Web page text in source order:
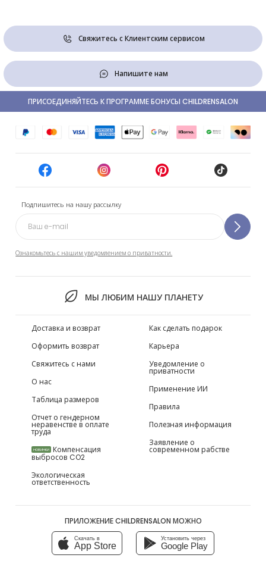
Свяжитесь с Клиентским сервисом
Напишите нам
Подпишитесь на нашу рассылку
Ознакомьтесь с нашим уведомлением о приватности.
МЫ ЛЮБИМ НАШУ ПЛАНЕТУ
ПРИСОЕДИНЯЙТЕСЬ К ПРОГРАММЕ БОНУСЫ CHILDRENSALON
Доставка и возврат
Оформить возврат
Свяжитесь с нами
О нас
Таблица размеров
Отчет о гендерном
неравенстве в оплате
труда
НОВИНКИ Компенсация
выбросов CO2
Экологическая
ответственность
Как сделать подарок
Карьера
Уведомление о
приватности
Применение ИИ
Правила
Полезная информация
Заявление о
современном рабстве
ПРИЛОЖЕНИЕ CHILDRENSALON МОЖНО
Скачать в
App Store
Установить через
Google Play